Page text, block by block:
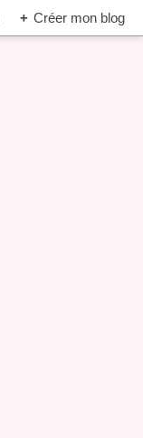
+ Créer mon blog